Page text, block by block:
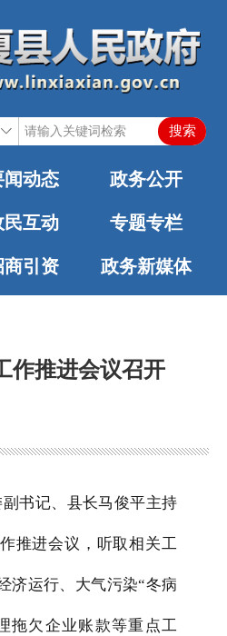
闻动态 政务公开
民互动 专题专栏
商引资 政务新媒体
作推进会议召开
副书记、县长马俊平主持
推进会议，听取相关工
济运行、大气污染“冬病
拖欠企业账款等重点工